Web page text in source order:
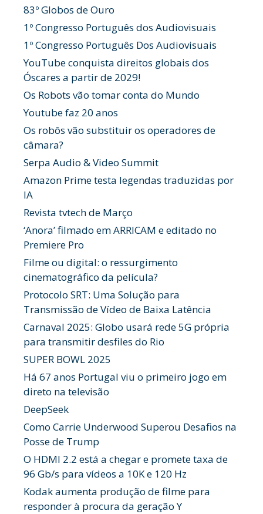
83º Globos de Ouro
1º Congresso Português dos Audiovisuais
1º Congresso Português Dos Audiovisuais
YouTube conquista direitos globais dos
Óscares a partir de 2029!
Os Robots vão tomar conta do Mundo
Youtube faz 20 anos
Os robôs vão substituir os operadores de
câmara?
Serpa Audio & Video Summit
Amazon Prime testa legendas traduzidas por
IA
Revista tvtech de Março
‘Anora’ filmado em ARRICAM e editado no
Premiere Pro
Filme ou digital: o ressurgimento
cinematográfico da película?
Protocolo SRT: Uma Solução para
Transmissão de Vídeo de Baixa Latência
Carnaval 2025: Globo usará rede 5G própria
para transmitir desfiles do Rio
SUPER BOWL 2025
Há 67 anos Portugal viu o primeiro jogo em
direto na televisão
DeepSeek
Como Carrie Underwood Superou Desafios na
Posse de Trump
O HDMI 2.2 está a chegar e promete taxa de
96 Gb/s para vídeos a 10K e 120 Hz
Kodak aumenta produção de filme para
responder à procura da geração Y